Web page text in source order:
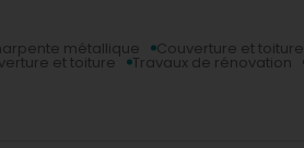
métallique Couverture et toiture
et toiture Travaux de rénovation